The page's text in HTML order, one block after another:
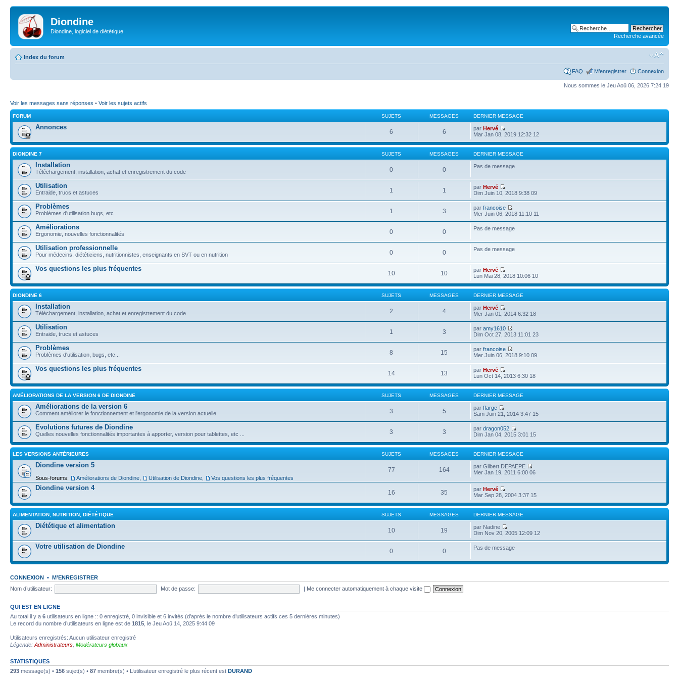
Diondine
Diondine, logiciel de diététique
Recherche avancée
Index du forum
FAQ M’enregistrer Connexion
Nous sommes le Jeu Aoû 06, 2026 7:24 19
Voir les messages sans réponses • Voir les sujets actifs
FORUM SUJETS MESSAGES DERNIER MESSAGE
Annonces
6 6 parHervé
Mar Jan 08, 2019 12:32 12
DIONDINE 7 SUJETS MESSAGES DERNIER MESSAGE
Installation
Téléchargement, installation, achat et enregistrement du code 0 0 Pas de message
Utilisation
Entraide, trucs et astuces 1 1 parHervé
Dim Juin 10, 2018 9:38 09
Problèmes
Problèmes d'utilisation bugs, etc 1 3 parfrancoise
Mer Juin 06, 2018 11:10 11
Améliorations
Ergonomie, nouvelles fonctionnalités 0 0 Pas de message
Utilisation professionnelle
Pour médecins, diététiciens, nutritionnistes, enseignants en SVT ou en nutrition 0 0 Pas de message
Vos questions les plus fréquentes
10 10 parHervé
Lun Mai 28, 2018 10:06 10
DIONDINE 6 SUJETS MESSAGES DERNIER MESSAGE
Installation
Téléchargement, installation, achat et enregistrement du code 2 4 parHervé
Mer Jan 01, 2014 6:32 18
Utilisation
Entraide, trucs et astuces 1 3 paramy1610
Dim Oct 27, 2013 11:01 23
Problèmes
Problèmes d'utilisation, bugs, etc... 8 15 parfrancoise
Mer Juin 06, 2018 9:10 09
Vos questions les plus fréquentes
14 13 parHervé
Lun Oct 14, 2013 6:30 18
AMÉLIORATIONS DE LA VERSION 6 DE DIONDINE SUJETS MESSAGES DERNIER MESSAGE
Améliorations de la version 6
Comment améliorer le fonctionnement et l'ergonomie de la version actuelle 3 5 parffarge
Sam Juin 21, 2014 3:47 15
Evolutions futures de Diondine
Quelles nouvelles fonctionnalités importantes à apporter, version pour tablettes, etc ... 3 3 pardragon052
Dim Jan 04, 2015 3:01 15
LES VERSIONS ANTÉRIEURES SUJETS MESSAGES DERNIER MESSAGE
Diondine version 5
Sous-forums: Améliorations de Diondine Utilisation de Diondine Vos questions les plus fréquentes
77 164
par Gilbert DEPAEPE
Mer Jan 19, 2011 6:00 06
Diondine version 4
16 35 parHervé
Mar Sep 28, 2004 3:37 15
ALIMENTATION, NUTRITION, DIÉTÉTIQUE SUJETS MESSAGES DERNIER MESSAGE
Diététique et alimentation
10 19
par Nadine
Dim Nov 20, 2005 12:09 12
Votre utilisation de Diondine
0 0 Pas de message
CONNEXION • M’ENREGISTRER
Nom d’utilisateur:
Mot de passe: | Me connecter automatiquement à chaque visite
QUI EST EN LIGNE
Au total il y a 6 utilisateurs en ligne :: 0 enregistré, 0 invisible et 6 invités (d’après le nombre d’utilisateurs actifs ces 5 dernières minutes)
Le record du nombre d’utilisateurs en ligne est de 1815 , le Jeu Aoû 14, 2025 9:44 09
Utilisateurs enregistrés: Aucun utilisateur enregistré
Légende: Administrateurs Modérateurs globaux
STATISTIQUES
293 message(s) • 156 sujet(s) • 87 membre(s) • L’utilisateur enregistré le plus récent est DURAND